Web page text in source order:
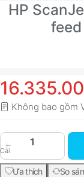
HP
Không bao gồm
Cái
HP
Ưa thích So